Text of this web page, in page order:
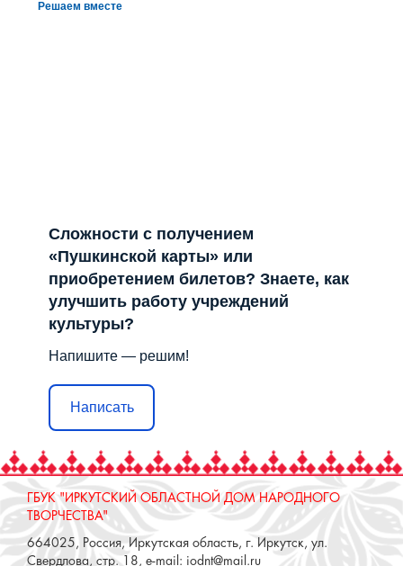
приобретением билетов? Знаете, как
улучшить работу учреждений
культуры?
Напишите — решим!
ГБУК "ИРКУТСКИЙ ОБЛАСТНОЙ ДОМ НАРОДНОГО
ТВОРЧЕСТВА"
664025, Россия, Иркутская область, г. Иркутск, ул.
Свердлова, стр. 18, e-mail: iodnt@mail.ru
тел.: 8 (3952) 33-04-25 - приемная